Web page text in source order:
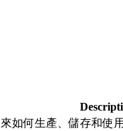
如何生產、儲存和使